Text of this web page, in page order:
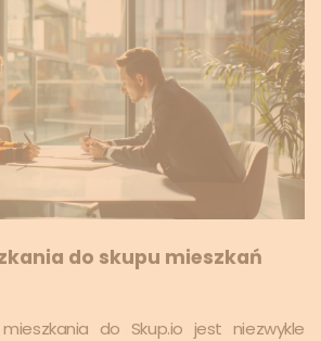
do skupu mieszkań
do Skup.io jest niezwykle